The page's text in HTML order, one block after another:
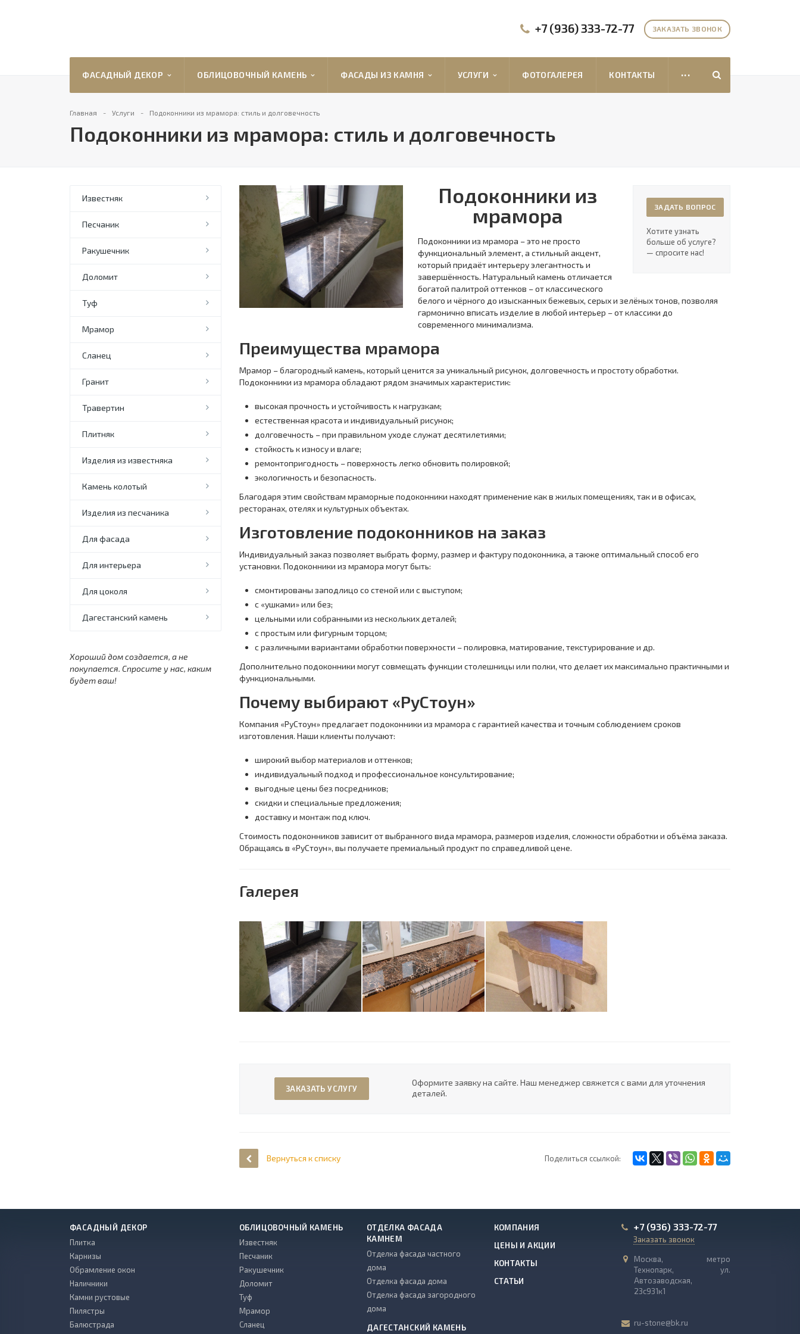
ЗАКАЗАТЬ ЗВОНОК
+7 (936) 333-72-77
ФАСАДНЫЙ ДЕКОР ОБЛИЦОВОЧНЫЙ КАМЕНЬ ФАСАДЫ ИЗ КАМНЯ УСЛУГИ ФОТОГАЛЕРЕЯ КОНТАКТЫ ...
Главная Услуги Подоконники из мрамора: стиль и долговечность
Подоконники из мрамора: стиль и долговечность
Известняк
Песчаник
Ракушечник
Доломит
Туф
Мрамор
Сланец
Гранит
Травертин
Плитняк
Изделия из известняка
Камень колотый
Изделия из песчаника
Для фасада
Для интерьера
Для цоколя
Дагестанский камень
Хороший дом создается, а не
покупается. Спросите у нас, каким
будет ваш!
ЗАДАТЬ ВОПРОС
Хотите узнать
больше об услуге?
— спросите нас!
Подоконники из
мрамора
Подоконники из мрамора – это не просто
функциональный элемент, а стильный акцент,
который придаёт интерьеру элегантность и
завершённость. Натуральный камень отличается
богатой палитрой оттенков – от классического
белого и чёрного до изысканных бежевых, серых и зелёных тонов, позволяя
гармонично вписать изделие в любой интерьер – от классики до
современного минимализма.
Преимущества мрамора
Мрамор – благородный камень, который ценится за уникальный рисунок, долговечность и простоту обработки.
Подоконники из мрамора обладают рядом значимых характеристик:
высокая прочность и устойчивость к нагрузкам;
естественная красота и индивидуальный рисунок;
долговечность – при правильном уходе служат десятилетиями;
стойкость к износу и влаге;
ремонтопригодность – поверхность легко обновить полировкой;
экологичность и безопасность.
Благодаря этим свойствам мраморные подоконники находят применение как в жилых помещениях, так и в офисах,
ресторанах, отелях и культурных объектах.
Изготовление подоконников на заказ
Индивидуальный заказ позволяет выбрать форму, размер и фактуру подоконника, а также оптимальный способ его
установки. Подоконники из мрамора могут быть:
смонтированы заподлицо со стеной или с выступом;
с «ушками» или без;
цельными или собранными из нескольких деталей;
с простым или фигурным торцом;
с различными вариантами обработки поверхности – полировка, матирование, текстурирование и др.
Дополнительно подоконники могут совмещать функции столешницы или полки, что делает их максимально практичными и
функциональными.
Почему выбирают «РуСтоун»
Компания «РуСтоун» предлагает подоконники из мрамора с гарантией качества и точным соблюдением сроков
изготовления. Наши клиенты получают:
широкий выбор материалов и оттенков;
индивидуальный подход и профессиональное консультирование;
выгодные цены без посредников;
скидки и специальные предложения;
доставку и монтаж под ключ.
Стоимость подоконников зависит от выбранного вида мрамора, размеров изделия, сложности обработки и объёма заказа.
Обращаясь в «РуСтоун», вы получаете премиальный продукт по справедливой цене.
Галерея
ЗАКАЗАТЬ УСЛУГУ
Оформите заявку на сайте. Наш менеджер свяжется с вами для уточнения
деталей.
Поделиться ссылкой:
Вернуться к списку
ФАСАДНЫЙ ДЕКОР
Плитка
Карнизы
Обрамление окон
Наличники
Камни рустовые
Пилястры
Балюстрада
ОБЛИЦОВОЧНЫЙ КАМЕНЬ
Известняк
Песчаник
Ракушечник
Доломит
Туф
Мрамор
Сланец
ОТДЕЛКА ФАСАДА
КАМНЕМ
Отделка фасада частного
дома
Отделка фасада дома
Отделка фасада загородного
дома
ДАГЕСТАНСКИЙ КАМЕНЬ
КОМПАНИЯ
ЦЕНЫ И АКЦИИ
КОНТАКТЫ
СТАТЬИ
+7 (936) 333-72-77
Заказать звонок
Москва, метро
Технопарк, ул.
Автозаводская,
23с931к1
ru-stone@bk.ru